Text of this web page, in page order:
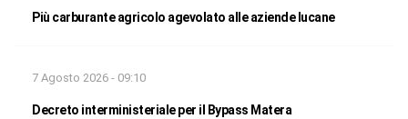
Più carburante agricolo agevolato alle aziende lucane
7 Agosto 2026 - 09:10
Decreto interministeriale per il Bypass Matera